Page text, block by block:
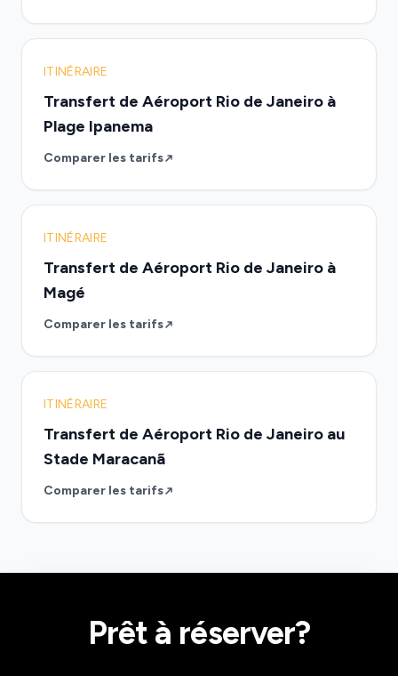
ITINÉRAIRE
Transfert de Aéroport Rio de Janeiro à
Plage Ipanema
Comparer les tarifs
ITINÉRAIRE
Transfert de Aéroport Rio de Janeiro à
Magé
Comparer les tarifs
ITINÉRAIRE
Transfert de Aéroport Rio de Janeiro au
Stade Maracanã
Comparer les tarifs
Prêt à réserver?